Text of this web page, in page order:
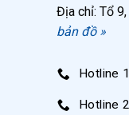
Địa chỉ: Tổ 9,
bản đồ »
Hotline
Hotline